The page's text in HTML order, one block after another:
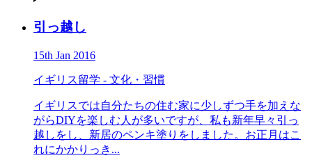
引っ越し
15th Jan 2016
イギリス留学 - 文化・習慣
イギリスでは自分たちの住む家に少しずつ手を加えな
がらDIYを楽しむ人が多いですが、私も新年早々引っ
越しをし、新居のペンキ塗りをしました。お正月はこ
れにかかりっき...